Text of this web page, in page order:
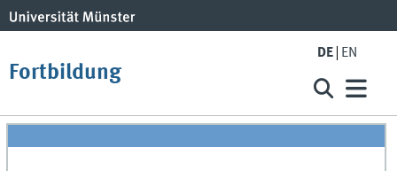
Fortbildung
DE EN